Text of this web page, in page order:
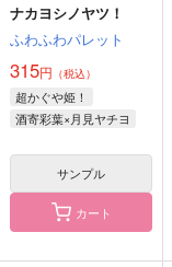
ナカヨシノヤツ！
ふわふわパレット
315円 （税込）
超かぐや姫！
酒寄彩葉×月見ヤチヨ
サンプル
カート